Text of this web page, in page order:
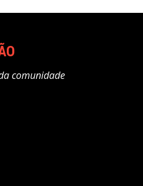
comunidade